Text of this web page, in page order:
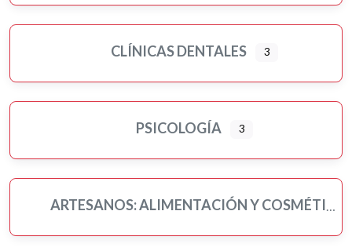
CLÍNICAS DENTALES 3
PSICOLOGÍA 3
ARTESANOS: ALIMENTACIÓN Y COSMÉTICA